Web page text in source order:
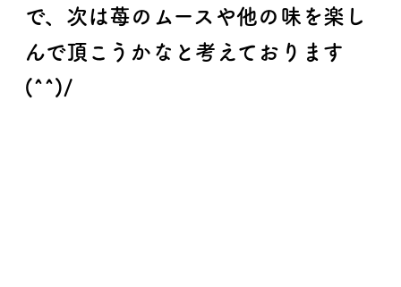
で、次は苺のムースや他の味を楽し
んで頂こうかなと考えております
(^^)/